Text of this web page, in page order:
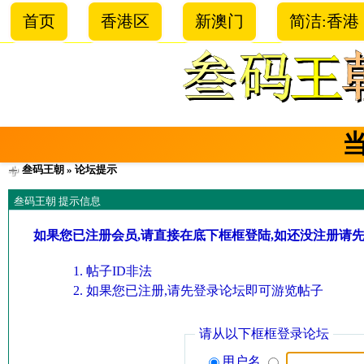
首页 香港区 新澳门 简洁:香港
叁码王朝 » 论坛提示
叁码王朝 提示信息
如果您已注册会员,请直接在底下框框登陆,如还没注册请
帖子ID非法
如果您已注册,请先登录论坛即可游览帖子
请从以下框框登录论坛
用户名